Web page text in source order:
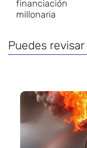
financiación
millonaria
Puedes